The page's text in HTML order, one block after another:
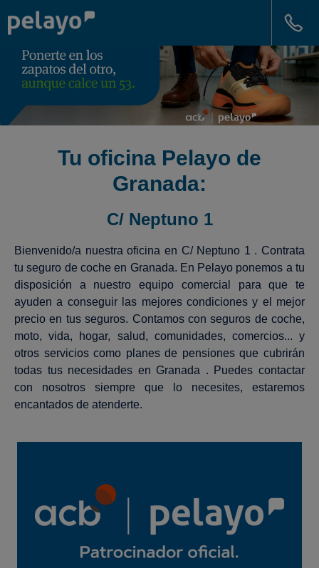
Tu oficina Pelayo de
Granada:
C/ Neptuno 1
Bienvenido/a nuestra oficina en C/ Neptuno 1 . Contrata
tu seguro de coche en Granada. En Pelayo ponemos a tu
disposición a nuestro equipo comercial para que te
ayuden a conseguir las mejores condiciones y el mejor
precio en tus seguros. Contamos con seguros de coche,
moto, vida, hogar, salud, comunidades, comercios... y
otros servicios como planes de pensiones que cubrirán
todas tus necesidades en Granada . Puedes contactar
con nosotros siempre que lo necesites, estaremos
encantados de atenderte.